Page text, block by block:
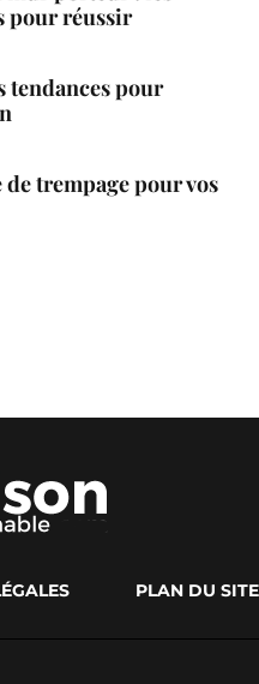
pour réussir
tendances pour
trempage pour vos
PLAN DU SITE